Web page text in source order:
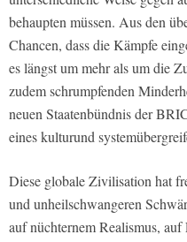
behaupten müssen. Aus den
Chancen, dass die Kämpfe
es längst um mehr als um die
zudem schrumpfenden
neuen Staatenbündnis der
eines kulturund
Diese globale Zivilisation hat
und unheilschwangeren
auf nüchternem Realismus,